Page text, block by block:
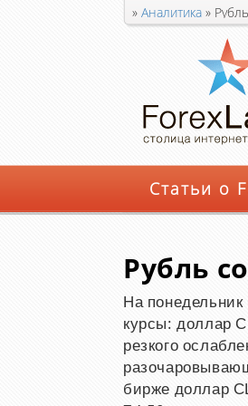
» Аналитика »
Статьи о
Рубль
На
курсы: доллар
резкого
бирже доллар